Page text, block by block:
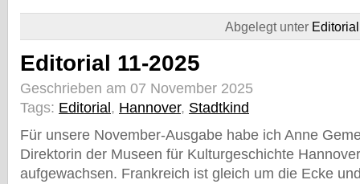
Abgelegt unter Editorial
Editorial 11-2025
Geschrieben am 07 November 2025
Tags: Editorial , Hannover, Stadtkind
Für unsere November-Ausgabe habe ich Anne
Direktorin der Museen für Kulturgeschichte
aufgewachsen. Frankreich ist gleich um die Ecke